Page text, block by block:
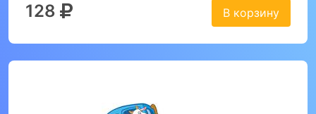
128 В корзину